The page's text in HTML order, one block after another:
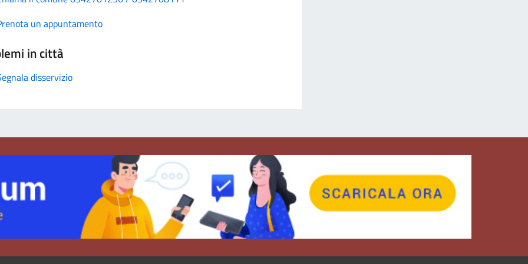
un appuntamento
in città
disservizio